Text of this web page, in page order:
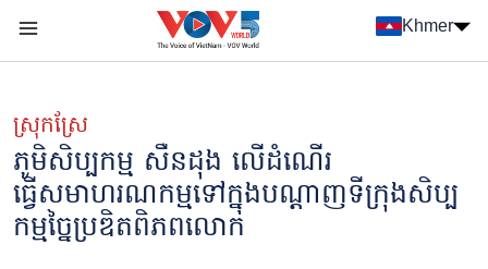
Nhảy đến nội dung
Khmer
ស្រុកស្រែ
ភូមិសិប្បកម្ម សឺនដុង លើដំណើរ
ធ្វើសមាហរណកម្មទៅក្នុងបណ្តាញទីក្រុងសិប្ប
កម្មច្នៃប្រឌិតពិភពលោក